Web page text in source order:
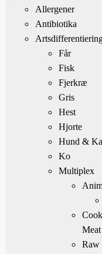
Allergener
Antibiotika
Får
Fisk
Fjerkræ
Gris
Hest
Hjorte
Hund &
Ko
Multiplex
Meat
Raw